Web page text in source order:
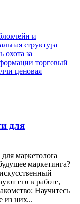
и
структура
охота за
торговый
ценовая
для
маркетолога
маркетинга?
его в работе,
Научитесь
из них...